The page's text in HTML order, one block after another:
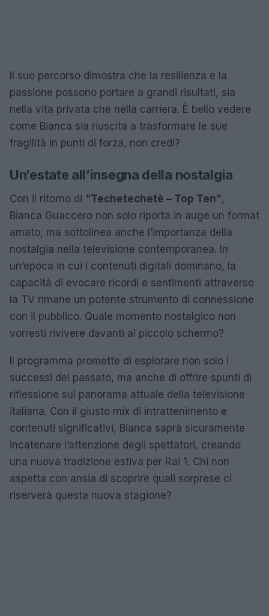
Il suo percorso dimostra che la resilienza e la
passione possono portare a grandi risultati, sia
nella vita privata che nella carriera. È bello vedere
come Bianca sia riuscita a trasformare le sue
fragilità in punti di forza, non credi?
Un’estate all’insegna della nostalgia
Con il ritorno di “Techetechetè – Top Ten”,
Bianca Guaccero non solo riporta in auge un format
amato, ma sottolinea anche l’importanza della
nostalgia nella televisione contemporanea. In
un’epoca in cui i contenuti digitali dominano, la
capacità di evocare ricordi e sentimenti attraverso
la TV rimane un potente strumento di connessione
con il pubblico. Quale momento nostalgico non
vorresti rivivere davanti al piccolo schermo?
Il programma promette di esplorare non solo i
successi del passato, ma anche di offrire spunti di
riflessione sul panorama attuale della televisione
italiana. Con il giusto mix di intrattenimento e
contenuti significativi, Bianca saprà sicuramente
incatenare l’attenzione degli spettatori, creando
una nuova tradizione estiva per Rai 1. Chi non
aspetta con ansia di scoprire quali sorprese ci
riserverà questa nuova stagione?